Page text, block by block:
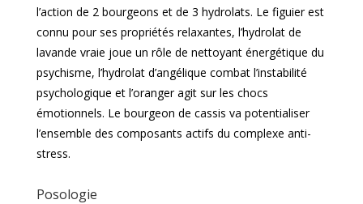
l’action de 2 bourgeons et de 3 hydrolats. Le figuier est
connu pour ses propriétés relaxantes, l’hydrolat de
lavande vraie joue un rôle de nettoyant énergétique du
psychisme, l’hydrolat d’angélique combat l’instabilité
psychologique et l’oranger agit sur les chocs
émotionnels. Le bourgeon de cassis va potentialiser
l’ensemble des composants actifs du complexe anti-
stress.
Posologie